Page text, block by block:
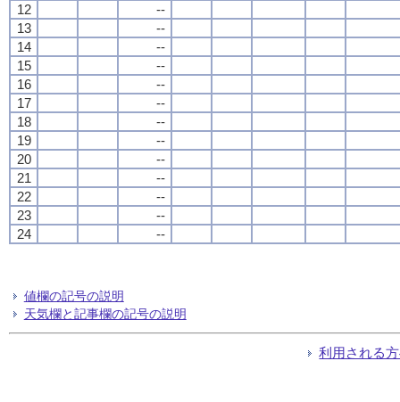
12
--
13
--
14
--
15
--
16
--
17
--
18
--
19
--
20
--
21
--
22
--
23
--
24
--
値欄の記号の説明
天気欄と記事欄の記号の説明
利用される